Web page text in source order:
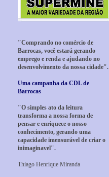
"Comprando no comércio de
Barrocas, você estará gerando
emprego e renda e ajudando no
desenvolvimento da nossa cidade".
Uma campanha da CDL de
Barrocas
"O simples ato da leitura
transforma a nossa forma de
pensar e enriquece o nosso
conhecimento, gerando uma
capacidade imensurável de criar o
inimaginavel".
Thiago Henrique Miranda